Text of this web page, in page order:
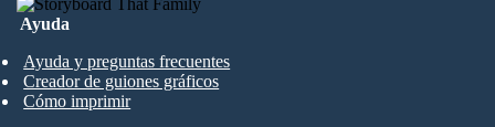
Ayuda
Ayuda y preguntas frecuentes
Creador de guiones gráficos
Cómo imprimir